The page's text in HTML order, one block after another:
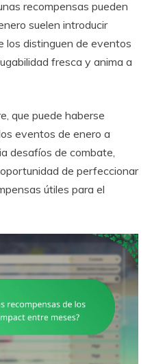
recompensas pueden
suelen introducir
los distinguen de eventos
fresca y anima a
que puede haberse
eventos de enero a
desafíos de combate,
de perfeccionar
útiles para el